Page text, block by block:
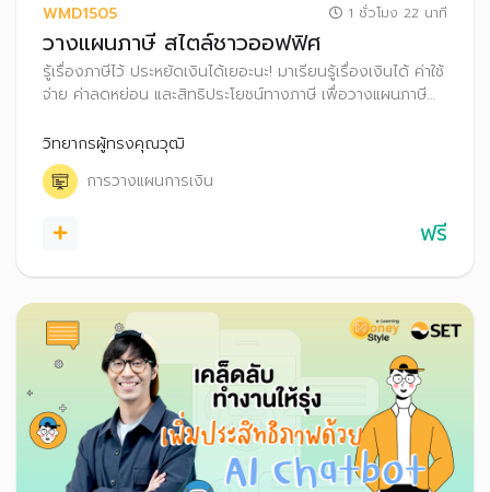
WMD1505 1 ชั่วโมง 22 นาที
วางแผนภาษี สไตล์ชาวออฟฟิศ
รู้เรื่องภาษีไว้ ประหยัดเงินได้เยอะนะ! มาเรียนรู้เรื่องเงินได้ ค่าใช้
จ่าย ค่าลดหย่อน และสิทธิประโยชน์ทางภาษี เพื่อวางแผนภาษี
วิทยากรผู้ทรงคุณวุฒิ
การวางแผนการเงิน
ฟรี